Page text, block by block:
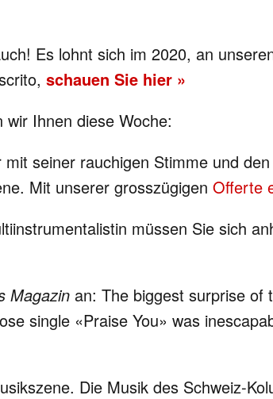
Es lohnt sich im 2020, an
schauen Sie hier »
wir Ihnen diese Woche:
seiner rauchigen Stimme und
Mit unserer grosszügigen Offerte
müssen Sie sich
Magazin an: The biggest surprise of
single «Praise You» was
Die Musik des Schweiz-